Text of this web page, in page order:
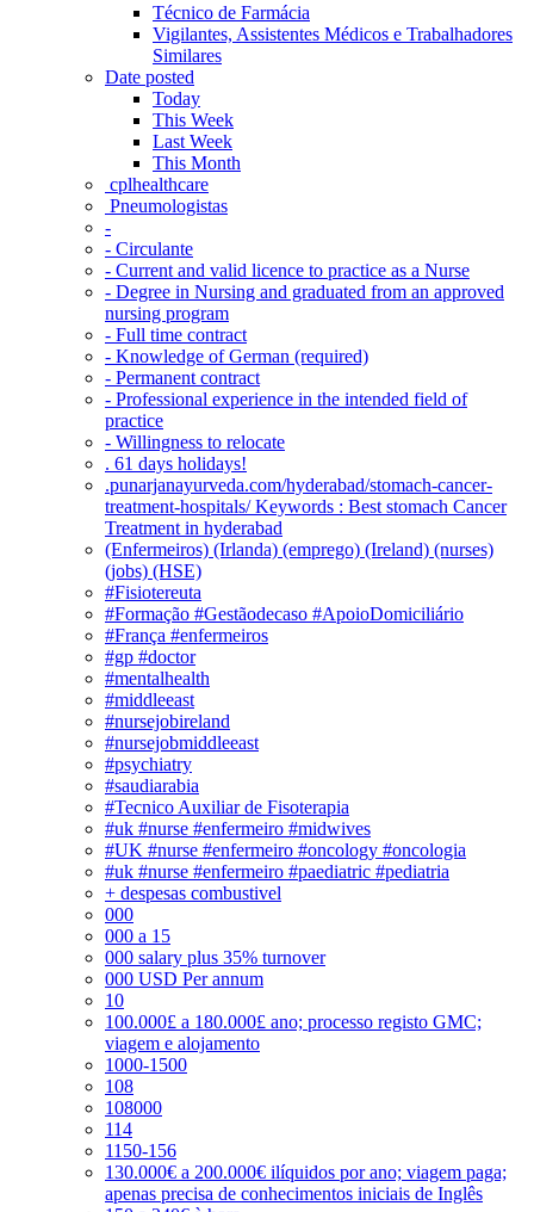
Técnico de Farmácia
Vigilantes, Assistentes Médicos e Trabalhadores
Similares
Date posted
Today
This Week
Last Week
This Month
‎ cplhealthcare‬
Pneumologistas
-
- Circulante
- Current and valid licence to practice as a Nurse
- Degree in Nursing and graduated from an approved
nursing program
- Full time contract
- Knowledge of German (required)
- Permanent contract
- Professional experience in the intended field of
practice
- Willingness to relocate
. 61 days holidays!
.punarjanayurveda.com/hyderabad/stomach-cancer-
treatment-hospitals/ Keywords : Best stomach Cancer
Treatment in hyderabad
(Enfermeiros) (Irlanda) (emprego) (Ireland) (nurses)
(jobs) (HSE)
#Fisiotereuta
#Formação #Gestãodecaso #ApoioDomiciliário
#França #enfermeiros
#gp #doctor
#mentalhealth
#middleeast
#nursejobireland
#nursejobmiddleeast
#psychiatry
#saudiarabia
#Tecnico Auxiliar de Fisoterapia
#uk #nurse #enfermeiro #midwives
#UK #nurse #enfermeiro #oncology #oncologia
#uk #nurse #enfermeiro #paediatric #pediatria
+ despesas combustivel
000
000 a 15
000 salary plus 35% turnover
000 USD Per annum
10
100.000£ a 180.000£ ano; processo registo GMC;
viagem e alojamento
1000-1500
108
108000
114
1150-156
130.000€ a 200.000€ ilíquidos por ano; viagem paga;
apenas precisa de conhecimentos iniciais de Inglês